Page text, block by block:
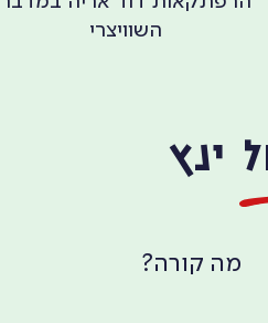
השוויצרי
ינץ
מה קורה?